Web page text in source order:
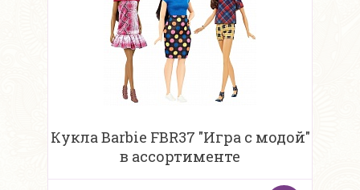
Кукла Barbie FBR37 "Игра с модой"
в ассортименте